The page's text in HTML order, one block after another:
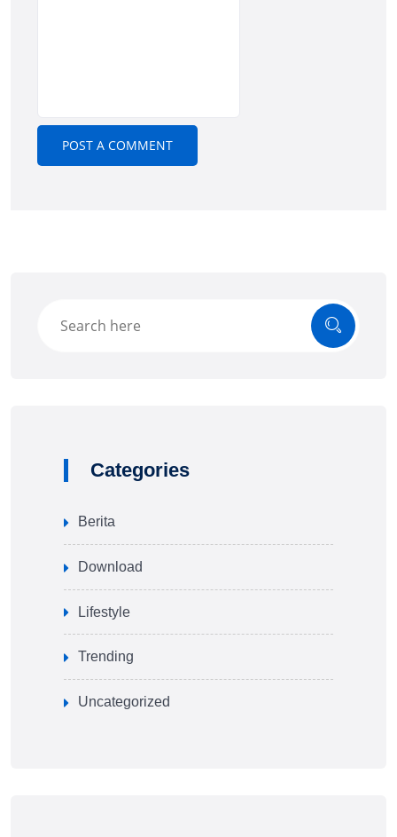
Categories
Berita
Download
Lifestyle
Trending
Uncategorized